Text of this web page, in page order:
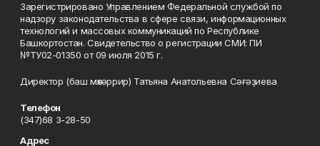
Зарегистрировано Управлением Федеральной службой по
надзору законодательства в сфере связи, информационных
технологий и массовых коммуникаций по Республике
Башкортостан. Свидетельство о регистрации СМИ: ПИ
№ТУ02-01350 от 09 июля 2015 г.
Директор (баш мөхәррир) Татьяна Анатольевна Сәғәҙиева
Телефон
(347)68 3-28-50
Адрес